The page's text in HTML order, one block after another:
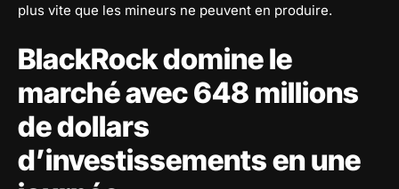
plus vite que les mineurs ne peuvent en produire.
BlackRock domine le
marché avec 648 millions
de dollars
d’investissements en une